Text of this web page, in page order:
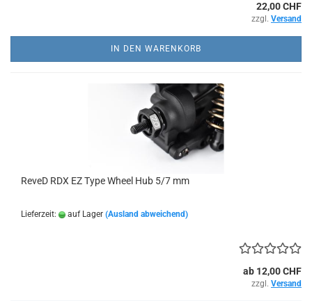
22,00 CHF
zzgl. Versand
IN DEN WARENKORB
ReveD RDX EZ Type Wheel Hub 5/7 mm
Lieferzeit: auf Lager (Ausland abweichend)
ab 12,00 CHF
zzgl. Versand